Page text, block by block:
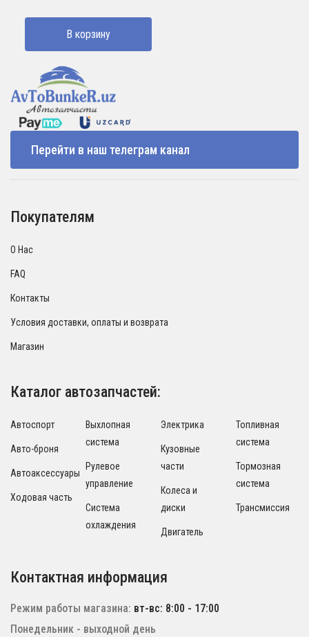
В корзину
Перейти в наш телеграм канал
Покупателям
О Нас
FAQ
Контакты
Условия доставки, оплаты и возврата
Магазин
Каталог автозапчастей:
Автоспорт
Авто-броня
Автоаксессуары
Ходовая часть
Выхлопная
система
Рулевое
управление
Система
охлаждения
Электрика
Кузовные
части
Колеса и
диски
Двигатель
Топливная
система
Тормозная
система
Трансмиссия
Контактная информация
Режим работы магазина: вт-вс: 8:00 - 17:00
Понедельник - выходной день